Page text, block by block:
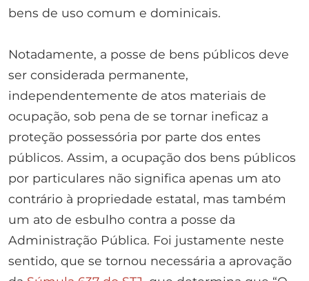
bens de uso comum e dominicais.
Notadamente, a posse de bens públicos deve
ser considerada permanente,
independentemente de atos materiais de
ocupação, sob pena de se tornar ineficaz a
proteção possessória por parte dos entes
públicos. Assim, a ocupação dos bens públicos
por particulares não significa apenas um ato
contrário à propriedade estatal, mas também
um ato de esbulho contra a posse da
Administração Pública. Foi justamente neste
sentido, que se tornou necessária a aprovação